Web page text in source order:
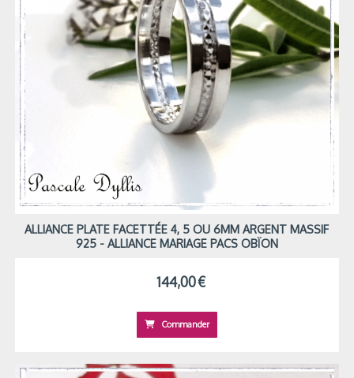
ALLIANCE PLATE FACETTÉE 4, 5 OU 6MM ARGENT MASSIF
925 - ALLIANCE MARIAGE PACS OBÏON
144,00€
Commander